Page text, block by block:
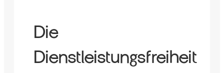
Die
Dienstleistungsfreiheit